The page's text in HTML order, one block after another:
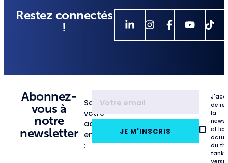
Restez connectés
!
Abonnez-
vous à
notre
newsletter
Saisissez
votre
adresse
email
:
JE M'INSCRIS
de
la
et les
du
tank